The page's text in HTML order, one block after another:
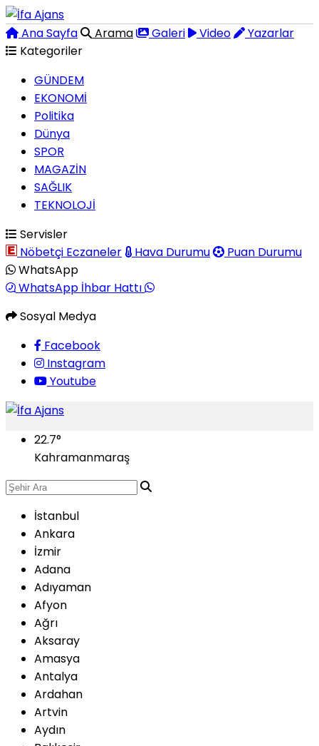
Ana Sayfa Arama Galeri Video
Yazarlar
Kategoriler
GÜNDEM
EKONOMİ
Politika
Dünya
SPOR
MAGAZİN
SAĞLIK
TEKNOLOJİ
Servisler
Nöbetçi Eczaneler
Hava Durumu
Puan Durumu
WhatsApp
WhatsApp İhbar Hattı
Sosyal Medya
Facebook
Instagram
Youtube
22.7°
Kahramanmaraş
İstanbul
Ankara
İzmir
Adana
Adıyaman
Afyon
Ağrı
Aksaray
Amasya
Antalya
Ardahan
Artvin
Aydın